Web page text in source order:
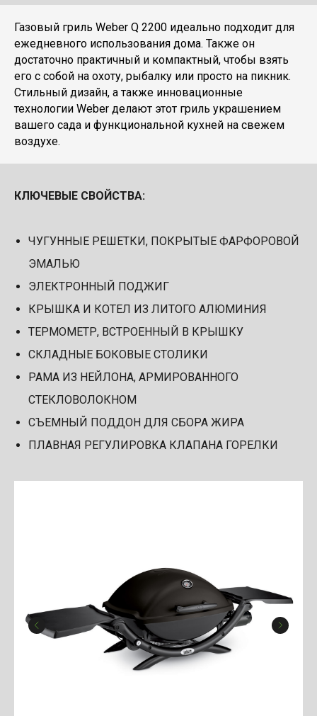
Газовый гриль Weber Q 2200 идеально подходит для
ежедневного использования дома. Также он
достаточно практичный и компактный, чтобы взять
его с собой на охоту, рыбалку или просто на пикник.
Стильный дизайн, а также инновационные
технологии Weber делают этот гриль украшением
вашего сада и функциональной кухней на свежем
воздухе.
КЛЮЧЕВЫЕ СВОЙСТВА:
ЧУГУННЫЕ РЕШЕТКИ, ПОКРЫТЫЕ ФАРФОРОВОЙ
ЭМАЛЬЮ
ЭЛЕКТРОННЫЙ ПОДЖИГ
КРЫШКА И КОТЕЛ ИЗ ЛИТОГО АЛЮМИНИЯ
ТЕРМОМЕТР, ВСТРОЕННЫЙ В КРЫШКУ
СКЛАДНЫЕ БОКОВЫЕ СТОЛИКИ
РАМА ИЗ НЕЙЛОНА, АРМИРОВАННОГО
СТЕКЛОВОЛОКНОМ
СЪЕМНЫЙ ПОДДОН ДЛЯ СБОРА ЖИРА
ПЛАВНАЯ РЕГУЛИРОВКА КЛАПАНА ГОРЕЛКИ